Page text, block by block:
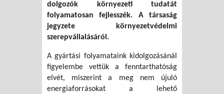
dolgozók környezeti tudatát
folyamatosan fejlesszék. A társaság
jegyzete környezetvédelmi
szerepvállalásáról.
A gyártási folyamataink kidolgozásánál
figyelembe vettük a fenntarthatóság
elvét, miszerint a meg nem újuló
energiaforrásokat a lehető